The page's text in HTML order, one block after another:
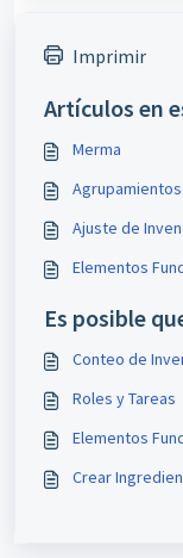
Imprimir
Artículos en
Merma
Agrupamientos
Ajuste de
Elementos
Es posible
Conteo de
Roles y Tareas
Elementos
Crear